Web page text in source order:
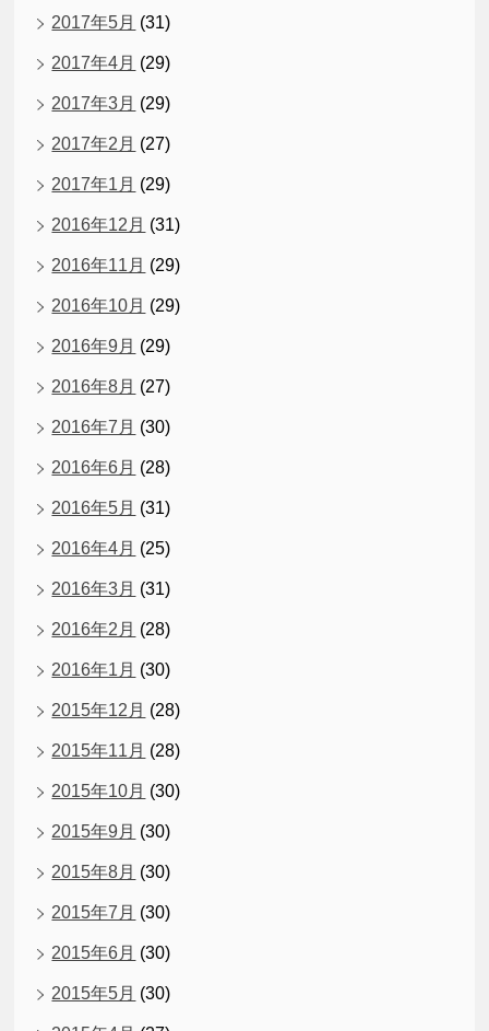
2017年5月 (31)
2017年4月 (29)
2017年3月 (29)
2017年2月 (27)
2017年1月 (29)
2016年12月 (31)
2016年11月 (29)
2016年10月 (29)
2016年9月 (29)
2016年8月 (27)
2016年7月 (30)
2016年6月 (28)
2016年5月 (31)
2016年4月 (25)
2016年3月 (31)
2016年2月 (28)
2016年1月 (30)
2015年12月 (28)
2015年11月 (28)
2015年10月 (30)
2015年9月 (30)
2015年8月 (30)
2015年7月 (30)
2015年6月 (30)
2015年5月 (30)